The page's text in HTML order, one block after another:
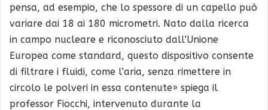
pensa, ad esempio, che lo spessore di un capello può
variare dai 18 ai 180 micrometri. Nato dalla ricerca
in campo nucleare e riconosciuto dall’Unione
Europea come standard, questo dispositivo consente
di filtrare i fluidi, come l’aria, senza rimettere in
circolo le polveri in essa contenute» spiega il
professor Fiocchi, intervenuto durante la